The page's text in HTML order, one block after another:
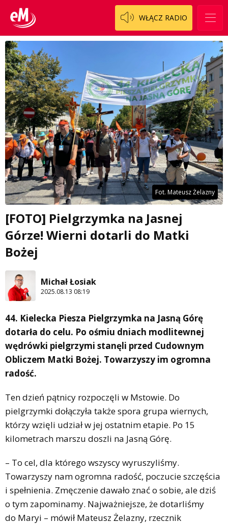
WŁĄCZ RADIO
Fot. Mateusz Żelazny
[FOTO] Pielgrzymka na Jasnej
Górze! Wierni dotarli do Matki
Bożej
Michał Łosiak
2025.08.13 08:19
44. Kielecka Piesza Pielgrzymka na Jasną Górę
dotarła do celu. Po ośmiu dniach modlitewnej
wędrówki pielgrzymi stanęli przed Cudownym
Obliczem Matki Bożej. Towarzyszy im ogromna
radość.
Ten dzień pątnicy rozpoczęli w Mstowie. Do
pielgrzymki dołączyła także spora grupa wiernych,
którzy wzięli udział w jej ostatnim etapie. Po 15
kilometrach marszu doszli na Jasną Górę.
– To cel, dla którego wszyscy wyruszyliśmy.
Towarzyszy nam ogromna radość, poczucie szczęścia
i spełnienia. Zmęczenie dawało znać o sobie, ale dziś
o tym zapominamy. Najważniejsze, że dotarliśmy
do Maryi – mówił Mateusz Żelazny, rzecznik